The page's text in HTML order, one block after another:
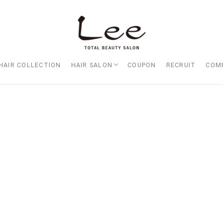
COLLECTION HAIR SALON
Lee大阪店
Lee梅田店
Lee京橋店
Lee堀江店
Lee四ツ橋店
Lee天王寺店
Lee上新庄Vita店
Lee東三国店
Lee布施店
Lee枚方店
HARBOR （ハーバー）
Lee尼崎店
Lee甲子園店
COUPON RECRUIT